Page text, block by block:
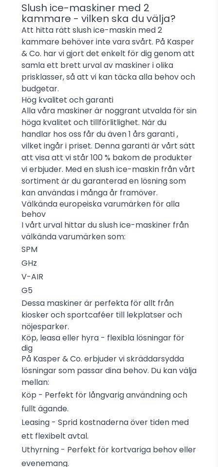
Slush ice-maskiner med 2
kammare - vilken ska du välja?
Att hitta rätt slush ice-maskin med 2
kammare behöver inte vara svårt. På Kasper
& Co. har vi gjort det enkelt för dig genom att
samla ett brett urval av maskiner i olika
prisklasser, så att vi kan täcka alla behov och
budgetar.
Hög kvalitet och garanti
Alla våra maskiner är noggrant utvalda för sin
höga kvalitet och tillförlitlighet. När du
handlar hos oss får du även1 års garanti,
vilket ingår i priset. Denna garanti är vårt sätt
att visa att vi står 100 % bakom de produkter
vi erbjuder. Med en slush ice-maskin från vårt
sortiment är du garanterad en lösning som
kan användas i många år framöver.
Välkända europeiska varumärken för alla
behov
I vårt urval hittar du slush ice-maskiner från
välkända varumärken som:
SPM
GHz
V-AIR
G5
Dessa maskiner är perfekta för allt från
kiosker och sportcaféer till lekplatser och
nöjesparker.
Köp, leasa eller hyra - flexibla lösningar för
dig
På Kasper & Co. erbjuder vi skräddarsydda
lösningar som passar dina behov. Du kan välja
mellan:
Köp - Perfekt för långvarig användning och
fullt ägande.
Leasing - Sprid kostnaderna över tiden med
ett flexibelt avtal.
Uthyrning - Perfekt för kortvariga behov eller
evenemang.